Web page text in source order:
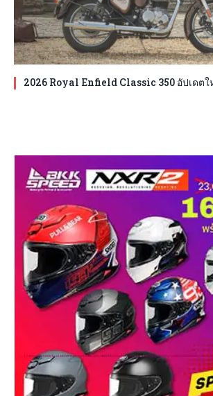
2026 Royal Enfield Classic 350 อัปเดต